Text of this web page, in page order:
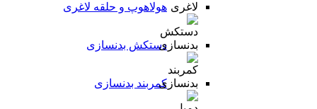
هولاهوپ و حلقه لاغری
دستکش بدنسازی
کمربند بدنسازی